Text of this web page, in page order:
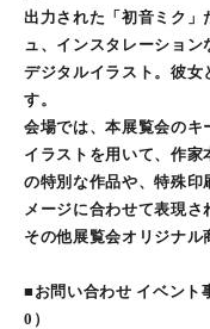
出力された「初音ミク」
ュ、インスタレーション
デジタルイラスト。彼女
す。
会場では、本展覧会のキ
イラストを用いて、作
の特別な作品や、特殊印
メージに合わせて表現さ
その他展覧会オリジナル
■お問い合わせ イベン
0）